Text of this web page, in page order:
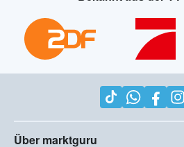
Über marktguru